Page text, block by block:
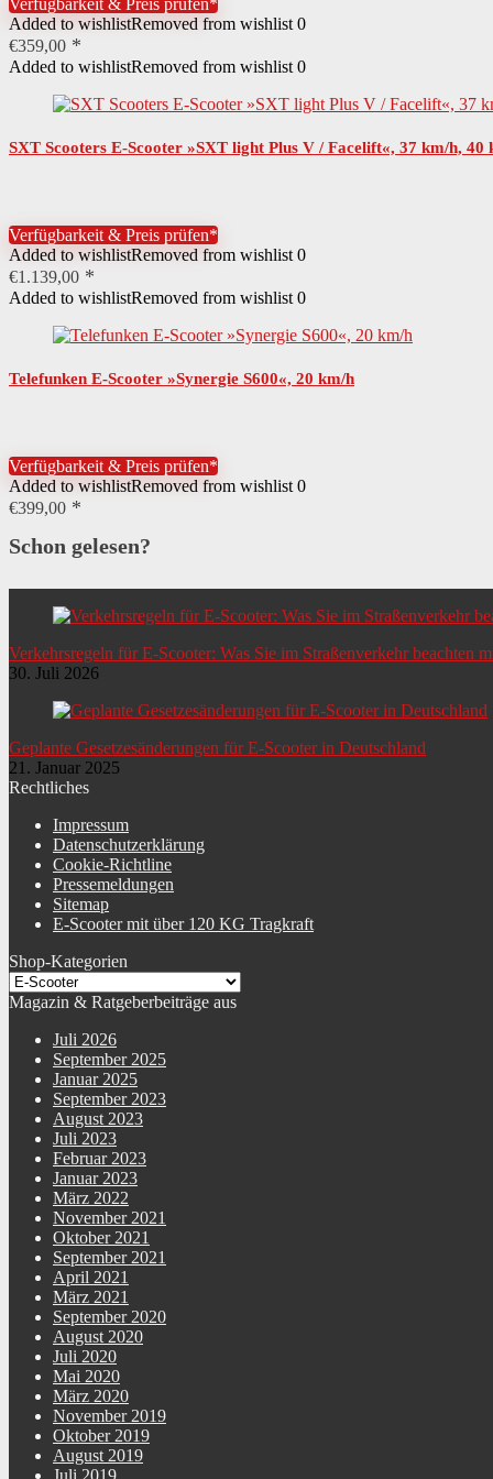
Verfügbarkeit & Preis prüfen*
Added to wishlistRemoved from wishlist 0
€359,00
Added to wishlistRemoved from wishlist 0
SXT Scooters E-Scooter »SXT light Plus V / Facelift«, 37 km/h, 40
Verfügbarkeit & Preis prüfen*
Added to wishlistRemoved from wishlist 0
€1.139,00
Added to wishlistRemoved from wishlist 0
Telefunken E-Scooter »Synergie S600«, 20 km/h
Verfügbarkeit & Preis prüfen*
Added to wishlistRemoved from wishlist 0
€399,00
Schon gelesen?
Verkehrsregeln für E-Scooter: Was Sie im Straßenverkehr beachten
30. Juli 2026
Geplante Gesetzesänderungen für E-Scooter in Deutschland
21. Januar 2025
Rechtliches
Impressum
Datenschutzerklärung
Cookie-Richtline
Pressemeldungen
Sitemap
E-Scooter mit über 120 KG Tragkraft
Shop-Kategorien
Magazin & Ratgeberbeiträge aus
Juli 2026
September 2025
Januar 2025
September 2023
August 2023
Juli 2023
Februar 2023
Januar 2023
März 2022
November 2021
Oktober 2021
September 2021
April 2021
März 2021
September 2020
August 2020
Juli 2020
Mai 2020
März 2020
November 2019
Oktober 2019
August 2019
Juli 2019